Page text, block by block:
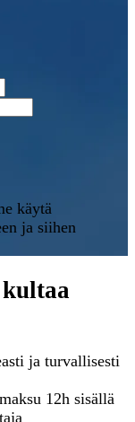
käytä
ja siihen
ja turvallisesti
12h sisällä